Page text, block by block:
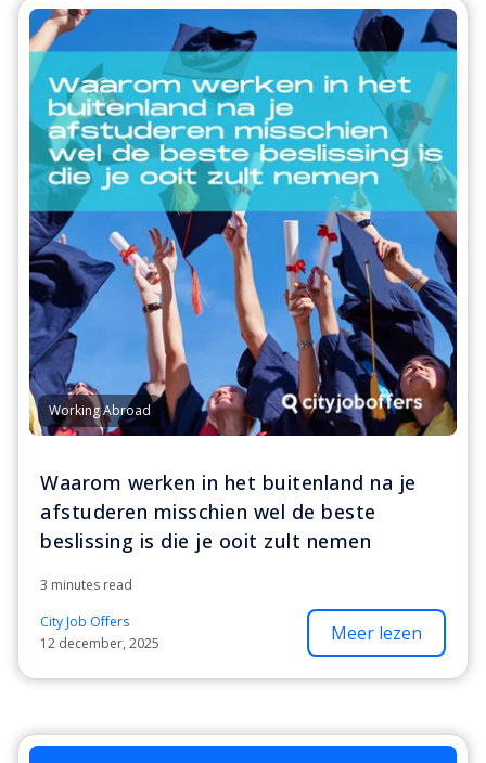
Working Abroad
Waarom werken in het buitenland na je
afstuderen misschien wel de beste
beslissing is die je ooit zult nemen
3 minutes read
City Job Offers
12 december, 2025
Meer lezen